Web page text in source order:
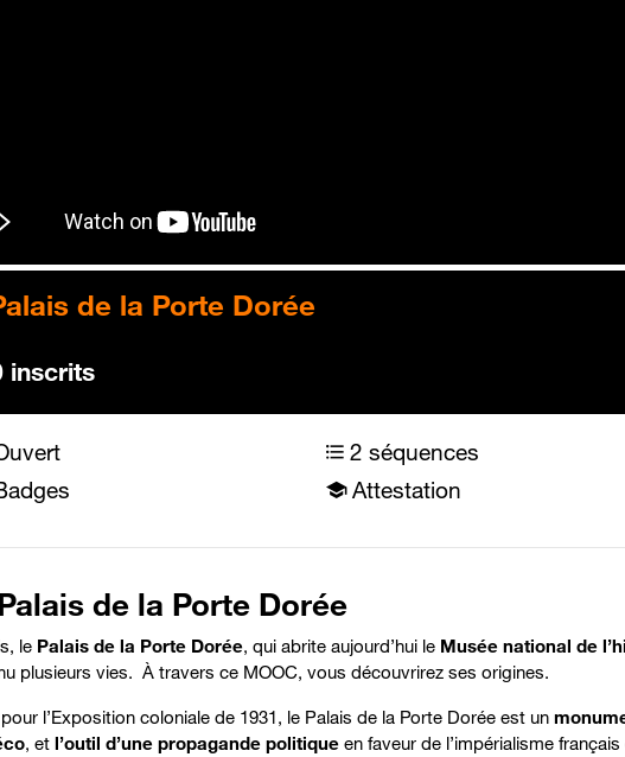
de la Porte Dorée
inscrits
2 séquences
Attestation
de la Porte Dorée
le Palais de la Porte Dorée, qui abrite aujourd’hui le Musée national de
plusieurs vies. À travers ce MOOC, vous découvrirez ses origines.
l’Exposition coloniale de 1931, le Palais de la Porte Dorée est un
, etl’outil d’une propagande politiqueen faveur de l’impérialisme